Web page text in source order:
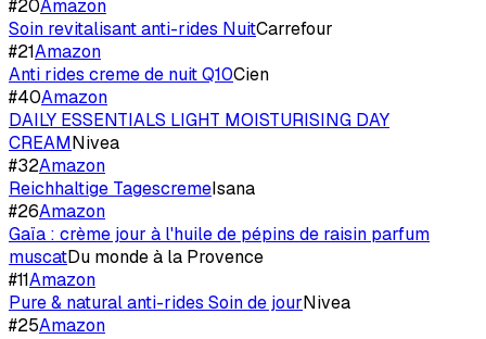
#20Amazon
Soin revitalisant anti-rides NuitCarrefour
#21Amazon
Anti rides creme de nuit Q10Cien
#40Amazon
DAILY ESSENTIALS LIGHT MOISTURISING DAY
CREAMNivea
#32Amazon
Reichhaltige TagescremeIsana
#26Amazon
Gaïa : crème jour à l'huile de pépins de raisin parfum
muscatDu monde à la Provence
#11Amazon
Pure & natural anti-rides Soin de jourNivea
#25Amazon